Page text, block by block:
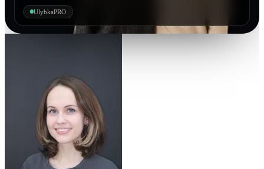
UlybkaPRO